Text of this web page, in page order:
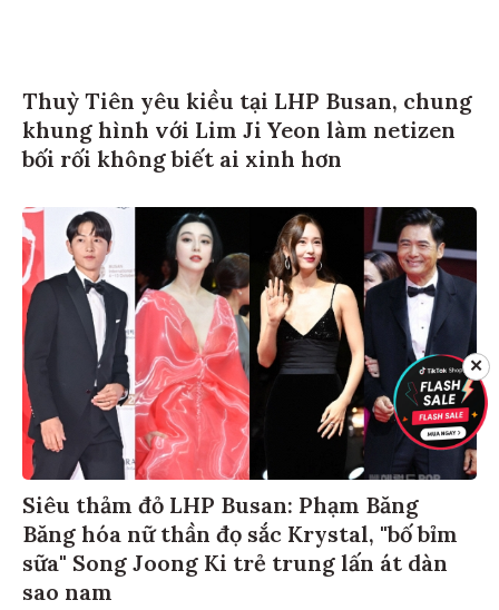
Thuỳ Tiên yêu kiều tại LHP Busan, chung
khung hình với Lim Ji Yeon làm netizen
bối rối không biết ai xinh hơn
Siêu thảm đỏ LHP Busan: Phạm Băng
Băng hóa nữ thần đọ sắc Krystal, "bố bỉm
sữa" Song Joong Ki trẻ trung lấn át dàn
sao nam
✕